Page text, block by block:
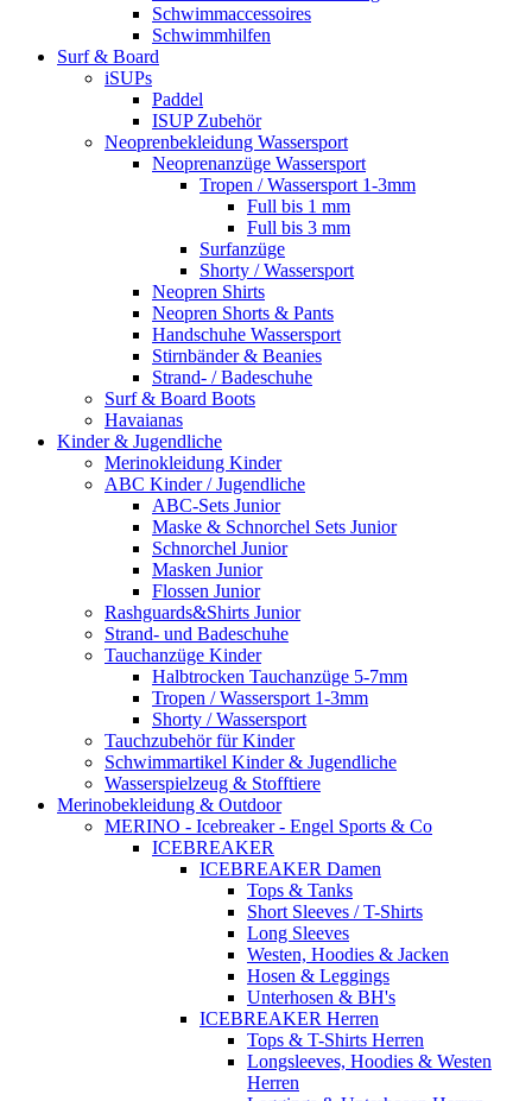
Schwimmaccessoires
Schwimmhilfen
Surf & Board
iSUPs
Paddel
ISUP Zubehör
Neoprenbekleidung Wassersport
Neoprenanzüge Wassersport
Tropen / Wassersport 1-3mm
Full bis 1 mm
Full bis 3 mm
Surfanzüge
Shorty / Wassersport
Neopren Shirts
Neopren Shorts & Pants
Handschuhe Wassersport
Stirnbänder & Beanies
Strand- / Badeschuhe
Surf & Board Boots
Havaianas
Kinder & Jugendliche
Merinokleidung Kinder
ABC Kinder / Jugendliche
ABC-Sets Junior
Maske & Schnorchel Sets Junior
Schnorchel Junior
Masken Junior
Flossen Junior
Rashguards&Shirts Junior
Strand- und Badeschuhe
Tauchanzüge Kinder
Halbtrocken Tauchanzüge 5-7mm
Tropen / Wassersport 1-3mm
Shorty / Wassersport
Tauchzubehör für Kinder
Schwimmartikel Kinder & Jugendliche
Wasserspielzeug & Stofftiere
Merinobekleidung & Outdoor
MERINO - Icebreaker - Engel Sports & Co
ICEBREAKER
ICEBREAKER Damen
Tops & Tanks
Short Sleeves / T-Shirts
Long Sleeves
Westen, Hoodies & Jacken
Hosen & Leggings
Unterhosen & BH's
ICEBREAKER Herren
Tops & T-Shirts Herren
Longsleeves, Hoodies & Westen
Herren